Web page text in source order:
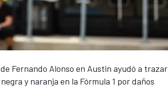
Fernando Alonso en Austin ayudó a trazar
y naranja en la Fórmula 1 por daños